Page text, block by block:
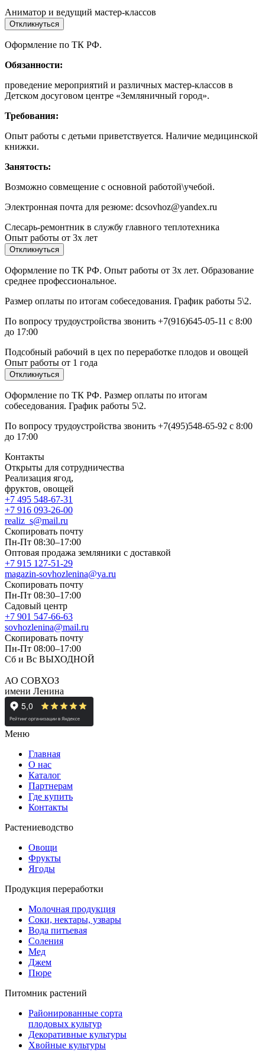
Аниматор и ведущий мастер-классов
Откликнуться
Оформление по ТК РФ.
Обязанности:
проведение мероприятий и различных мастер-классов в
Детском досуговом центре «Земляничный город».
Требования:
Опыт работы с детьми приветствуется. Наличие медицинской
книжки.
Занятость:
Возможно совмещение с основной работой\учебой.
Электронная почта для резюме: dcsovhoz@yandex.ru
Слесарь-ремонтник в службу главного теплотехника
Опыт работы от 3х лет
Откликнуться
Оформление по ТК РФ. Опыт работы от 3х лет. Образование
среднее профессиональное.
Размер оплаты по итогам собеседования. График работы 5\2.
По вопросу трудоустройства звонить +7(916)645-05-11 с 8:00
до 17:00
Подсобный рабочий в цех по переработке плодов и овощей
Опыт работы от 1 года
Откликнуться
Оформление по ТК РФ. Размер оплаты по итогам
собеседования. График работы 5\2.
По вопросу трудоустройства звонить +7(495)548-65-92 с 8:00
до 17:00
Контакты
Открыты для сотрудничества
Реализация ягод,
фруктов, овощей
+7 495 548-67-31
+7 916 093-26-00
realiz_s@mail.ru
Скопировать почту
Пн-Пт 08:30–17:00
Оптовая продажа земляники с доставкой
+7 915 127-51-29
magazin-sovhozlenina@ya.ru
Скопировать почту
Пн-Пт 08:30–17:00
Садовый центр
+7 901 547-66-63
sovhozlenina@mail.ru
Скопировать почту
Пн-Пт 08:00–17:00
Сб и Вс ВЫХОДНОЙ
АО СОВХОЗ
имени Ленина
Меню
Главная
О нас
Каталог
Партнерам
Где купить
Контакты
Растениеводство
Овощи
Фрукты
Ягоды
Продукция переработки
Молочная продукция
Соки, нектары, узвары
Вода питьевая
Соления
Мед
Джем
Пюре
Питомник растений
Районированные сорта
плодовых культур
Декоративные культуры
Хвойные культуры